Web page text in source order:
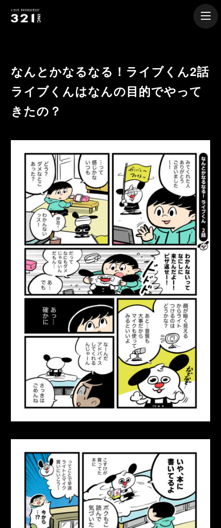
なんとかなるなる！ライブくん2話
ライブくんはなんの目的でやって
きたの？